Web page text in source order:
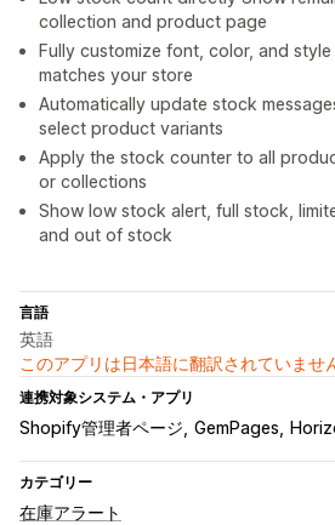
collection and product page
Fully customize font, color, and
matches your store
Automatically update stock
select product variants
Apply the stock counter to all
or collections
Show low stock alert, full stock,
and out of stock
言語
英語
このアプリは日本語に翻訳されていませ
連携対象システム・アプリ
Shopify管理者ページ GemPages
カテゴリー
在庫アラート